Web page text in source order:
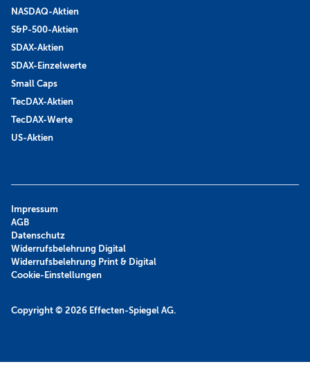
NASDAQ-Aktien
S&P-500-Aktien
SDAX-Aktien
SDAX-Einzelwerte
Small Caps
TecDAX-Aktien
TecDAX-Werte
US-Aktien
Copyright © 2026 Effecten-Spiegel AG.
Impressum
AGB
Datenschutz
Widerrufsbelehrung Digital
Widerrufsbelehrung Print & Digital
Cookie-Einstellungen